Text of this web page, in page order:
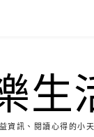
生
資訊、閱讀心得的小